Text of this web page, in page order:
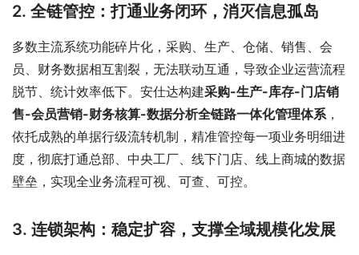
2. 全链管控：打通业务闭环，消灭信息孤岛
多数主流系统功能碎片化，采购、生产、仓储、销售、会
员、财务数据相互割裂，无法联动互通，导致企业运营流程
脱节、统计效率低下。安仕达构建采购-生产-库存-门店销
售-会员营销-财务核算-数据分析全链路一体化管理体系 ，
依托成熟的单据行级流转机制，精准管控每一项业务明细进
度，彻底打通总部、中央工厂、线下门店、线上商城的数据
壁垒，实现全业务流程可视、可查、可控。
3. 连锁架构：稳定扩容，支撑全域规模化发展